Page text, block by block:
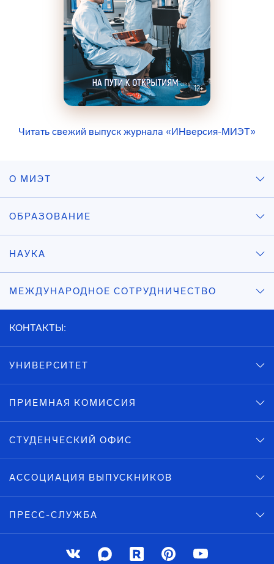
Читать свежий выпуск журнала «ИНверсия-МИЭТ»
О МИЭТ
ОБРАЗОВАНИЕ
НАУКА
МЕЖДУНАРОДНОЕ СОТРУДНИЧЕСТВО
КОНТАКТЫ:
УНИВЕРСИТЕТ
ПРИЕМНАЯ КОМИССИЯ
СТУДЕНЧЕСКИЙ ОФИС
АССОЦИАЦИЯ ВЫПУСКНИКОВ
ПРЕСС-СЛУЖБА